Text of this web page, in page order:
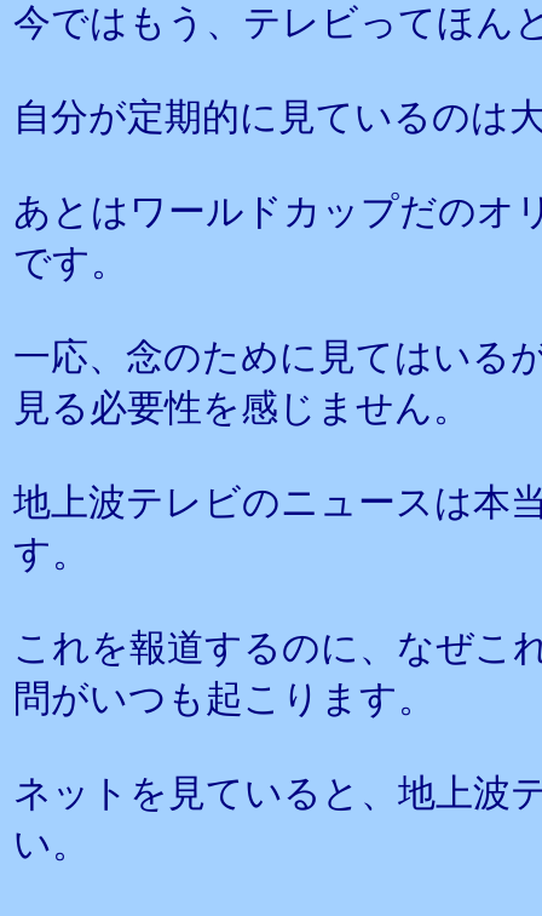
今ではもう、テレビってほん
自分が定期的に見ているのは
あとはワールドカップだのオ
です。
一応、念のために見てはいる
見る必要性を感じません。
地上波テレビのニュースは本
す。
これを報道するのに、なぜこ
問がいつも起こります。
ネットを見ていると、地上波
い。